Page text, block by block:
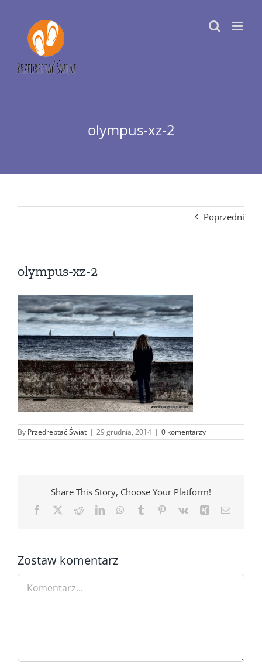
Przejdź
zawartości
olympus-xz-2
Poprzedni
olympus-xz-2
By Przedreptać Świat | 29 grudnia, 2014 | 0 komentarzy
Share This Story, Choose Your Platform!
Facebook RedditLinkedInWhatsApp
Tumblr Pinterest
Vk Xing Email
Zostaw komentarz
Comment